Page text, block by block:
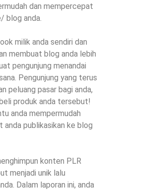
dan mempercepat
blog anda.
milik anda sendiri dan
membuat blog anda lebih
pengunjung menandai
Pengunjung yang terus
peluang pasar bagi anda,
produk anda tersebut!
anda mempermudah
anda publikasikan ke blog
konten PLR
menjadi unik lalu
Dalam laporan ini, anda